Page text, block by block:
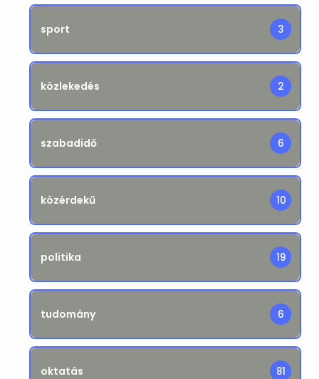
sport 3
közlekedés 2
szabadidő 6
közérdekű 10
politika 19
tudomány 6
oktatás 81